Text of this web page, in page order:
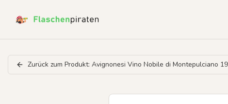
Zurück zum Produkt: Avignonesi Vino Nobile di Montepulciano